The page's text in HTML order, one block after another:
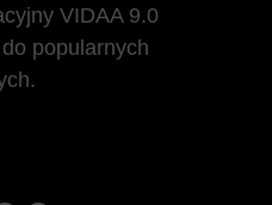
VIDAA 9.0
popularnych